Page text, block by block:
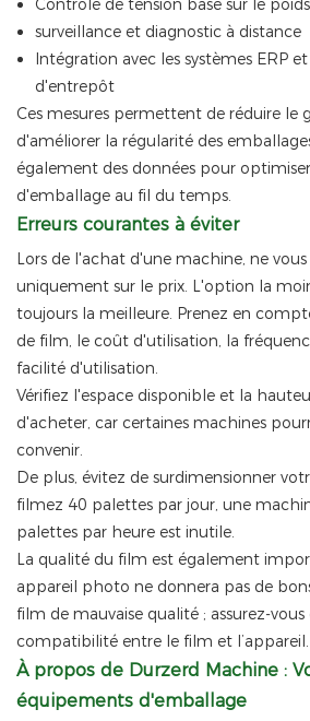
Contrôle de tension basé sur le poids
surveillance et diagnostic à distance
Intégration avec les systèmes ERP
d'entrepôt
Ces mesures permettent de réduire le
d'améliorer la régularité des
également des données pour
d'emballage au fil du temps.
Erreurs courantes à éviter
Lors de l'achat d'une machine, ne
uniquement sur le prix. L'option la
toujours la meilleure. Prenez en
de film, le coût d'utilisation, la
facilité d'utilisation.
Vérifiez l'espace disponible et la
d'acheter, car certaines machines
convenir.
De plus, évitez de surdimensionner
filmez 40 palettes par jour, une
palettes par heure est inutile.
La qualité du film est également
appareil photo ne donnera pas de
film de mauvaise qualité ; assurez-
compatibilité entre le film et l’appareil.
À propos de Durzerd Machine :
équipements d'emballage